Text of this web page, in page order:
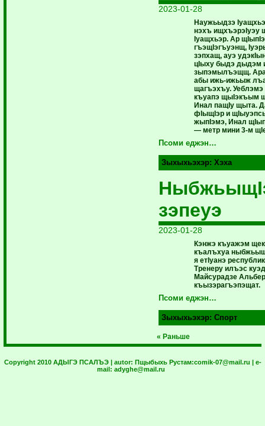
2023-01-28
Наужьыдзэ
нэхъ ищхъэрэIуэу
Iуащхьэр. Ар
гъэщIэгъуэнщ,
зэпхащ, ауэ
цIыху быдэ дыдэм
зыпэмылъэщщ.
абы ижь-ижьыж
щагъэхъу. Уеблэмэ
къуапэ щыIэкъым
Инал пащIу щыта.
фIыщIэр и
жыпIэмэ, Инал
— метр мини 3-м
Псоми еджэн…
Зыхыхьэхэр:Хэха
зэпеуэ
2023-01-28
Кэнжэ къуажэм
къалъхуа
я етIуанэ
Тренеру илъэс
Майсурадзе
къызэрагъэпэщат.
Псоми еджэн…
Зыхыхьэхэр:Спорт
« Раньше
Copyright 2010 АДЫГЭ ПСАЛЪЭ | autor: Пщыбыхь Рустам:comik-07@mail.ru | e-
mail: adyghe@mail.ru